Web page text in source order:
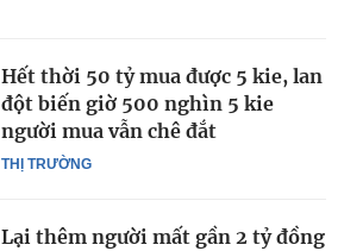
THỊ TRƯỜNG
Hết thời 50 tỷ mua được 5 kie, lan
đột biến giờ 500 nghìn 5 kie
người mua vẫn chê đắt
Lại thêm người mất gần 2 tỷ đồng